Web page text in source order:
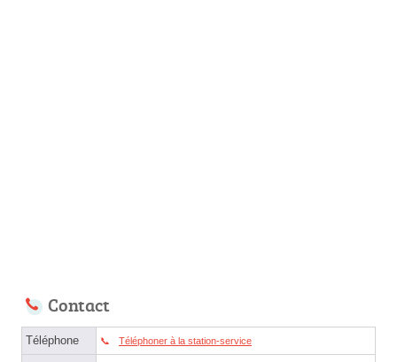
Contact
Téléphone Téléphoner à la station-service